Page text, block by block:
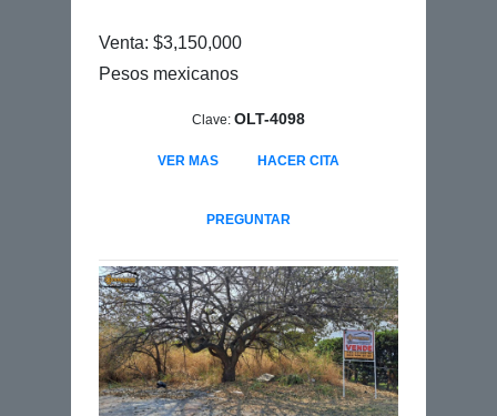
Venta: $3,150,000
Pesos mexicanos
Clave: OLT-4098
VER MAS HACER CITA
PREGUNTAR